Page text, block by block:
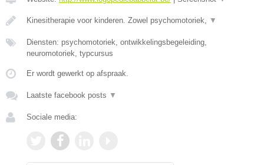
Kinesitherapie voor kinderen. Zowel psychomotoriek, ▼
Diensten: psychomotoriek, ontwikkelingsbegeleiding,
neuromotoriek, typcursus
Er wordt gewerkt op afspraak.
Laatste facebook posts ▼
Sociale media: